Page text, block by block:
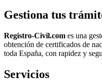
Gestiona tus
Registro-Civil.com es una
obtención de certificados de
toda España, con rapidez y
Servicios